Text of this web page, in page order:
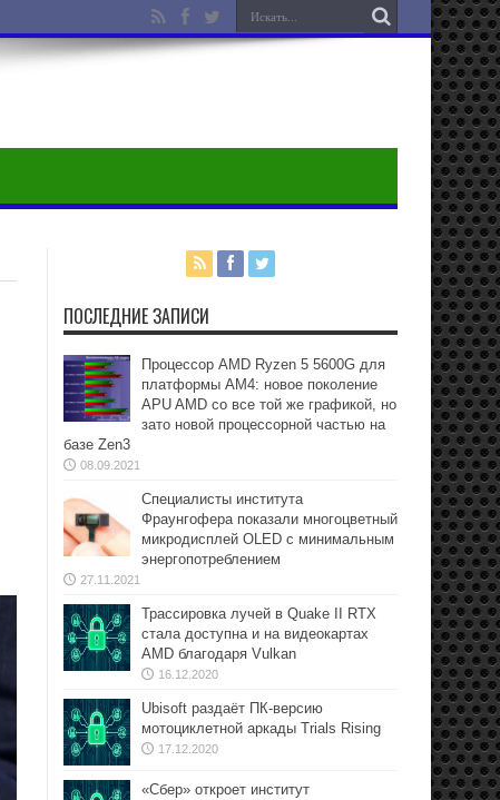
ПОСЛЕДНИЕ ЗАПИСИ
Процессор AMD Ryzen 5 5600G для
платформы АМ4: новое поколение
APU AMD со все той же графикой, но
зато новой процессорной частью на
базе Zen3
08.09.2021
Специалисты института
Фраунгофера показали многоцветный
микродисплей OLED с минимальным
энергопотреблением
27.11.2021
Трассировка лучей в Quake II RTX
стала доступна и на видеокартах
AMD благодаря Vulkan
16.12.2020
Ubisoft раздаёт ПК-версию
мотоциклетной аркады Trials Rising
17.12.2020
«Сбер» откроет институт